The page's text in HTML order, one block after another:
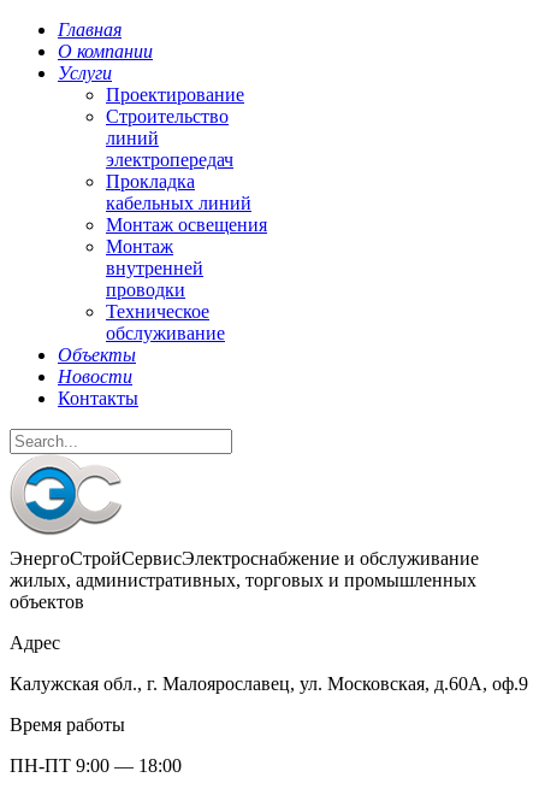
Главная
О компании
Услуги
Проектирование
Строительство
линий
электропередач
Прокладка
кабельных линий
Монтаж освещения
Монтаж
внутренней
проводки
Техническое
обслуживание
Объекты
Новости
Контакты
ЭнергоСтройСервисЭлектроснабжение и обслуживание
жилых, административных, торговых и промышленных
объектов
Адрес
Калужская обл., г. Малоярославец, ул. Московская, д.60А, оф.9
Время работы
ПН-ПТ 9:00 — 18:00